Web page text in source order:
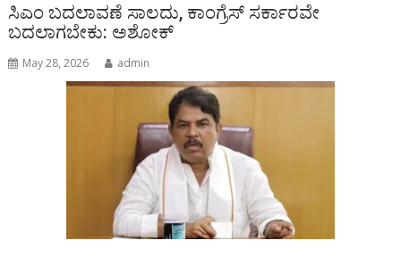
ಸಿಎಂ ಬದಲಾವಣೆ ಸಾಲದು, ಕಾಂಗ್ರೆಸ್ ಸರ್ಕಾರವೇ
ಬದಲಾಗಬೇಕು: ಅಶೋಕ್
May 28, 2026 admin